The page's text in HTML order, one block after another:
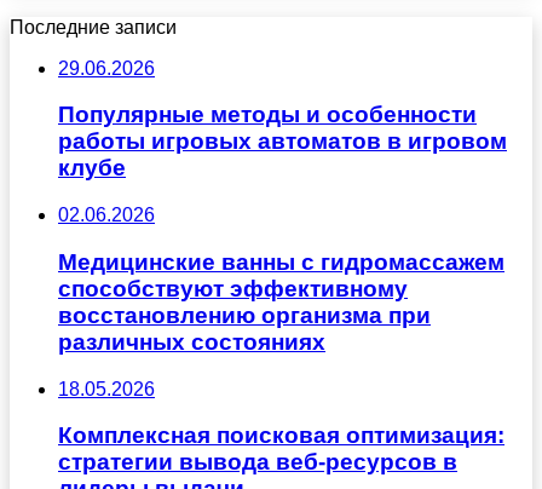
Последние записи
29.06.2026
Популярные методы и особенности
работы игровых автоматов в игровом
клубе
02.06.2026
Медицинские ванны с гидромассажем
способствуют эффективному
восстановлению организма при
различных состояниях
18.05.2026
Комплексная поисковая оптимизация:
стратегии вывода веб-ресурсов в